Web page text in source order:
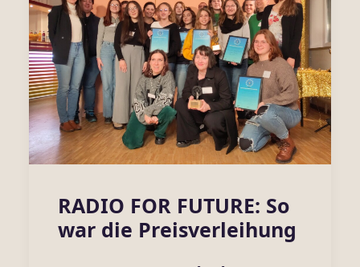
RADIO FOR FUTURE: So
war die Preisverleihung